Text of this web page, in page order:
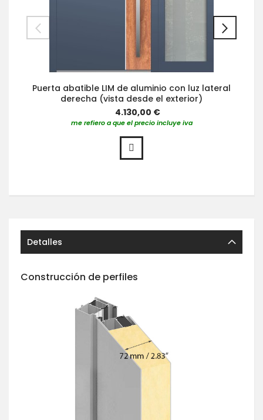
Puerta abatible LIM de aluminio con luz lateral
derecha (vista desde el exterior)
4.130,00 €
me refiero a que el precio incluye iva
Detalles
Construcción de perfiles